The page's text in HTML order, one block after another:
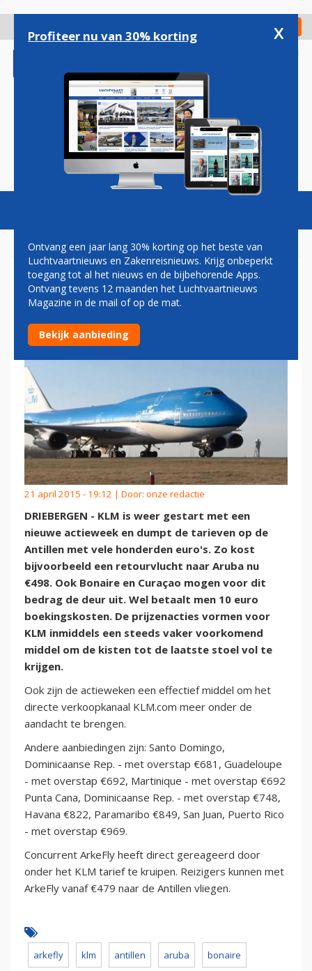
gaan
Check in
Magazine Podcasts Vacatures
KLM DUMPT PRIJZEN NAAR
DE ANTILLEN
21 april 2015 - 19:12 | Door: onze redactie
DRIEBERGEN - KLM is weer gestart met een
nieuwe actieweek en dumpt de tarieven op de
Antillen met vele honderden euro's. Zo kost
bijvoorbeeld een retourvlucht naar Aruba nu
€498. Ook Bonaire en Curaçao mogen voor dit
bedrag de deur uit. Wel betaalt men 10 euro
boekingskosten. De prijzenacties vormen voor
KLM inmiddels een steeds vaker voorkomend
middel om de kisten tot de laatste stoel vol te
krijgen.
Ook zijn de actieweken een effectief middel om het
directe verkoopkanaal KLM.com meer onder de
aandacht te brengen.
Andere aanbiedingen zijn: Santo Domingo,
Dominicaanse Rep. - met overstap €681, Guadeloupe
- met overstap €692, Martinique - met overstap €692
Punta Cana, Dominicaanse Rep. - met overstap €748,
Havana €822, Paramaribo €849, San Juan, Puerto Rico
- met overstap €969.
Concurrent ArkeFly heeft direct gereageerd door
onder het KLM tarief te kruipen. Reizigers kunnen met
ArkeFly vanaf €479 naar de Antillen vliegen.
arkefly klm antillen aruba bonaire
Profiteer nu van 30% korting x
Ontvang een jaar lang 30% korting op het beste van
Luchtvaartnieuws en Zakenreisnieuws. Krijg onbeperkt
toegang tot al het nieuws en de bijbehorende Apps.
Ontvang tevens 12 maanden het Luchtvaartnieuws
Magazine in de mail of op de mat.
Bekijk aanbieding